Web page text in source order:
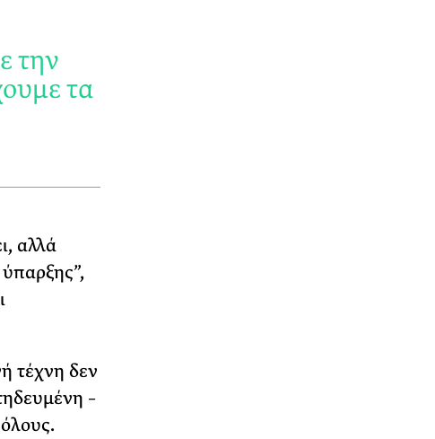
την
τα
αλλά
τέχνη δεν
–